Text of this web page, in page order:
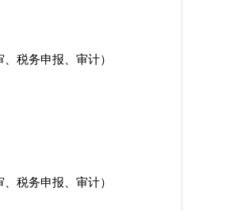
、税务申报、审计）
税务申报、审计）